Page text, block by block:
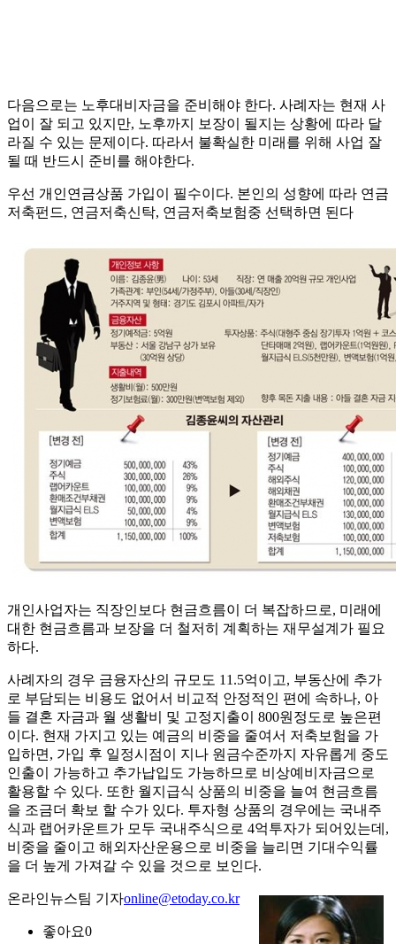
다음으로는 노후대비자금을 준비해야 한다. 사례자는 현재 사
업이 잘 되고 있지만, 노후까지 보장이 될지는 상황에 따라 달
라질 수 있는 문제이다. 따라서 불확실한 미래를 위해 사업 잘
될 때 반드시 준비를 해야한다.
우선 개인연금상품 가입이 필수이다. 본인의 성향에 따라 연금
저축펀드, 연금저축신탁, 연금저축보험중 선택하면 된다
개인사업자는 직장인보다 현금흐름이 더 복잡하므로, 미래에
대한 현금흐름과 보장을 더 철저히 계획하는 재무설계가 필요
하다.
사례자의 경우 금융자산의 규모도 11.5억이고, 부동산에 추가
로 부담되는 비용도 없어서 비교적 안정적인 편에 속하나, 아
들 결혼 자금과 월 생활비 및 고정지출이 800원정도로 높은편
이다. 현재 가지고 있는 예금의 비중을 줄여서 저축보험을 가
입하면, 가입 후 일정시점이 지나 원금수준까지 자유롭게 중도
인출이 가능하고 추가납입도 가능하므로 비상예비자금으로
활용할 수 있다. 또한 월지급식 상품의 비중을 늘여 현금흐름
을 조금더 확보 할 수가 있다. 투자형 상품의 경우에는 국내주
식과 랩어카운트가 모두 국내주식으로 4억투자가 되어있는데,
비중을 줄이고 해외자산운용으로 비중을 늘리면 기대수익률
을 더 높게 가져갈 수 있을 것으로 보인다.
온라인뉴스팀 기자online@etoday.co.kr
좋아요0